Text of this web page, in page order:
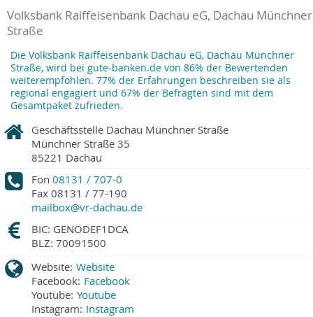
Volksbank Raiffeisenbank Dachau eG, Dachau Münchner
Straße
Die Volksbank Raiffeisenbank Dachau eG, Dachau Münchner
Straße, wird bei gute-banken.de von 86% der Bewertenden
weiterempfohlen. 77% der Erfahrungen beschreiben sie als
regional engagiert und 67% der Befragten sind mit dem
Gesamtpaket zufrieden.
Geschäftsstelle Dachau Münchner Straße
Münchner Straße 35
85221 Dachau
Fon 08131 / 707-0
Fax 08131 / 77-190
mailbox@vr-dachau.de
BIC: GENODEF1DCA
BLZ: 70091500
Website: Website
Facebook: Facebook
Youtube: Youtube
Instagram: Instagram